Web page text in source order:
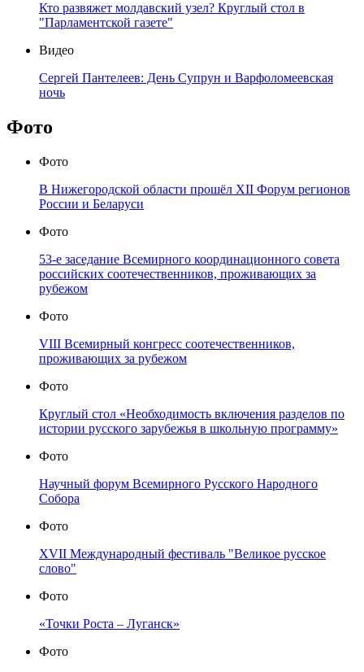
Кто развяжет молдавский узел? Круглый стол в
"Парламентской газете"
Видео
Сергей Пантелеев: День Супрун и Варфоломеевская
ночь
Фото
Фото
В Нижегородской области прошёл XII Форум регионов
России и Беларуси
Фото
53-е заседание Всемирного координационного совета
российских соотечественников, проживающих за
рубежом
Фото
VIII Всемирный конгресс соотечественников,
проживающих за рубежом
Фото
Круглый стол «Необходимость включения разделов по
истории русского зарубежья в школьную программу»
Фото
Научный форум Всемирного Русского Народного
Собора
Фото
XVII Международный фестиваль "Великое русское
слово"
Фото
«Точки Роста – Луганск»
Фото